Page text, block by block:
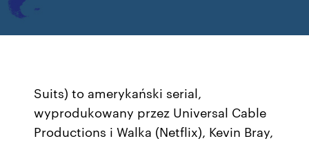
Suits) to amerykański serial,
wyprodukowany przez Universal Cable
Productions i Walka (Netflix), Kevin Bray,